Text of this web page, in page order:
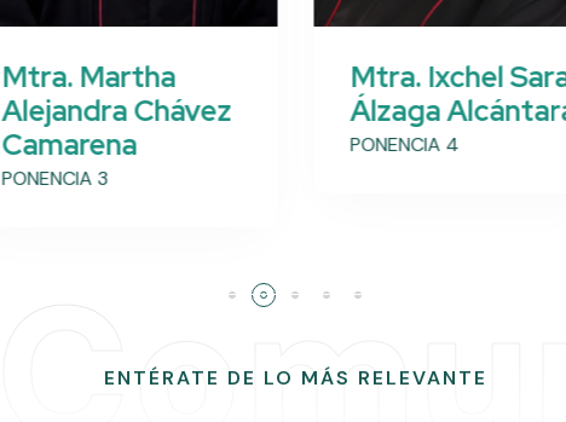
Mtra. Martha
Alejandra Chávez
Camarena
PONENCIA 3
Mtra. Ixchel
Álzaga
PONENCIA 4
ENTÉRATE DE LO MÁS RELEVANTE